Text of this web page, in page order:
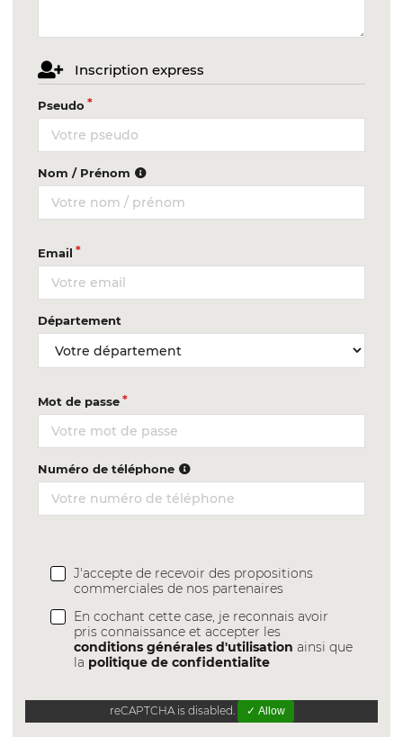
Inscription express
Pseudo
Nom / Prénom
Email
Département
Mot de passe
Numéro de téléphone
J'accepte de recevoir des propositions
commerciales de nos partenaires
En cochant cette case, je reconnais avoir
pris connaissance et accepter les
conditions générales d'utilisation ainsi que
la politique de confidentialite
reCAPTCHA is disabled. ✓ Allow